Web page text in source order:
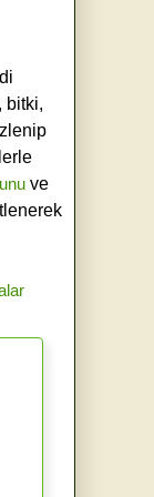
bitki,
ve